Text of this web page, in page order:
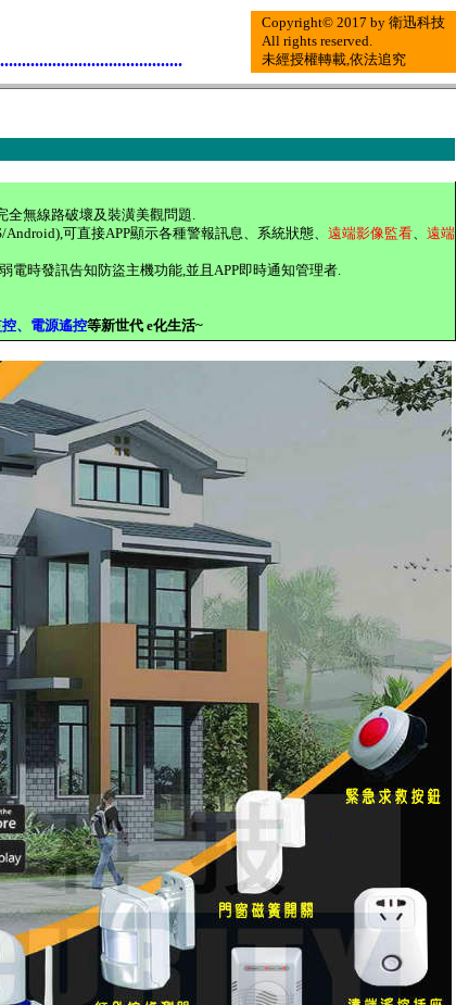
Copyright© 2017 by 衛迅科技
All rights reserved.
未經授權轉載,依法追究
全無線路破壞及裝潢美觀問題.
Android),可直接APP顯示各種警報訊息、系統狀態、 遠端影像監看、 遠端
電時發訊告知防盜主機功能,並且APP即時通知管理者.
、電源遙控等新世代 e化生活~